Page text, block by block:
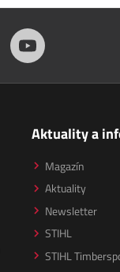
Aktuality a
Magazín
Aktuality
Newsletter
STIHL
STIHL